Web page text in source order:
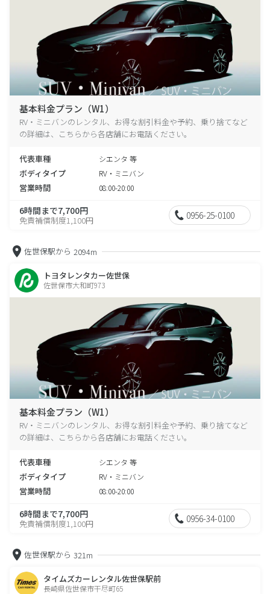
基本料金プラン（W1）
RV・ミニバンのレンタル、お得な割引料金や予約、乗り捨てなど
の詳細は、こちらから各店舗にお電話ください。
代表車種 シエンタ 等
ボディタイプ RV・ミニバン
営業時間 08:00-20:00
6時間まで7,700円
免責補償制度1,100円 0956-25-0100
佐世保駅から 2094m
トヨタレンタカー佐世保
佐世保市大和町973
基本料金プラン（W1）
RV・ミニバンのレンタル、お得な割引料金や予約、乗り捨てなど
の詳細は、こちらから各店舗にお電話ください。
代表車種 シエンタ 等
ボディタイプ RV・ミニバン
営業時間 08:00-20:00
6時間まで7,700円
免責補償制度1,100円 0956-34-0100
佐世保駅から 321m
タイムズカーレンタル佐世保駅前
長崎県佐世保市干尽町65